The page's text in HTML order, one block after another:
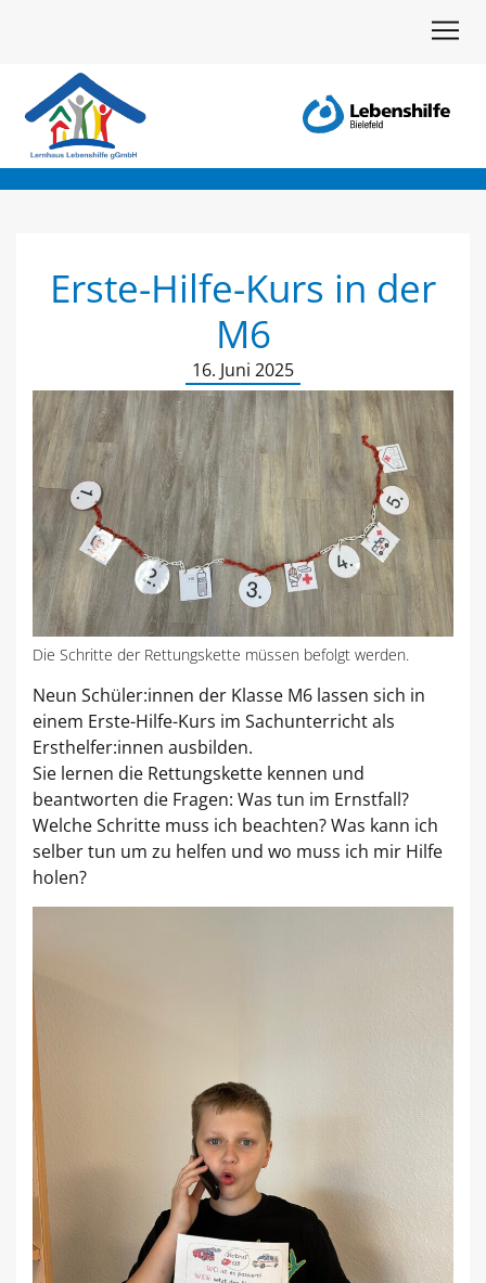
Erste-Hilfe-Kurs in der
M6
16. Juni 2025
Die Schritte der Rettungskette müssen befolgt werden.
Neun Schüler:innen der Klasse M6 lassen sich in
einem Erste-Hilfe-Kurs im Sachunterricht als
Ersthelfer:innen ausbilden.
Sie lernen die Rettungskette kennen und
beantworten die Fragen: Was tun im Ernstfall?
Welche Schritte muss ich beachten? Was kann ich
selber tun um zu helfen und wo muss ich mir Hilfe
holen?